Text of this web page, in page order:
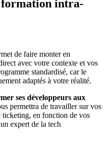
formation intra-
de faire monter en
avec votre contexte et vos
standardisé, car le
adaptés à votre réalité.
ses développeurs aux
permettra de travailler sur vos
ticketing, en fonction de vos
expert de la tech